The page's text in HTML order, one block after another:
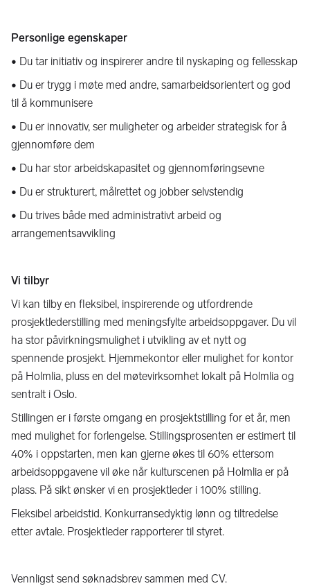
Personlige egenskaper
• Du tar initiativ og inspirerer andre til nyskaping og fellesskap
• Du er trygg i møte med andre, samarbeidsorientert og god
til å kommunisere
• Du er innovativ, ser muligheter og arbeider strategisk for å
gjennomføre dem
• Du har stor arbeidskapasitet og gjennomføringsevne
• Du er strukturert, målrettet og jobber selvstendig
• Du trives både med administrativt arbeid og
arrangementsavvikling
Vi tilbyr
Vi kan tilby en fleksibel, inspirerende og utfordrende
prosjektlederstilling med meningsfylte arbeidsoppgaver. Du vil
ha stor påvirkningsmulighet i utvikling av et nytt og
spennende prosjekt. Hjemmekontor eller mulighet for kontor
på Holmlia, pluss en del møtevirksomhet lokalt på Holmlia og
sentralt i Oslo.
Stillingen er i første omgang en prosjektstilling for et år, men
med mulighet for forlengelse. Stillingsprosenten er estimert til
40% i oppstarten, men kan gjerne økes til 60% ettersom
arbeidsoppgavene vil øke når kulturscenen på Holmlia er på
plass. På sikt ønsker vi en prosjektleder i 100% stilling.
Fleksibel arbeidstid. Konkurransedyktig lønn og tiltredelse
etter avtale. Prosjektleder rapporterer til styret.
Vennligst send søknadsbrev sammen med CV.